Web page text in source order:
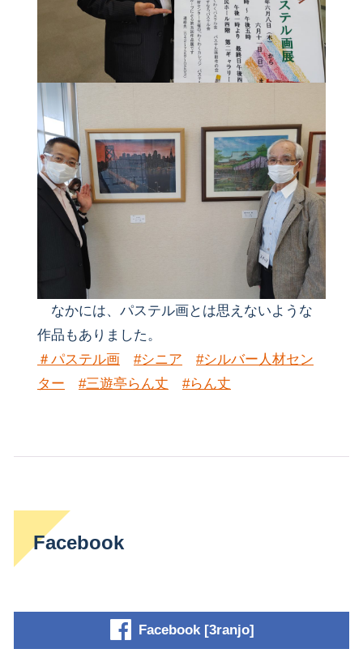
なかには、パステル画とは思えないような
作品もありました。
＃パステル画
#シニア
#シルバー人材セン
ター
#三遊亭らん丈 #らん丈
Facebook
Facebook [3ranjo]